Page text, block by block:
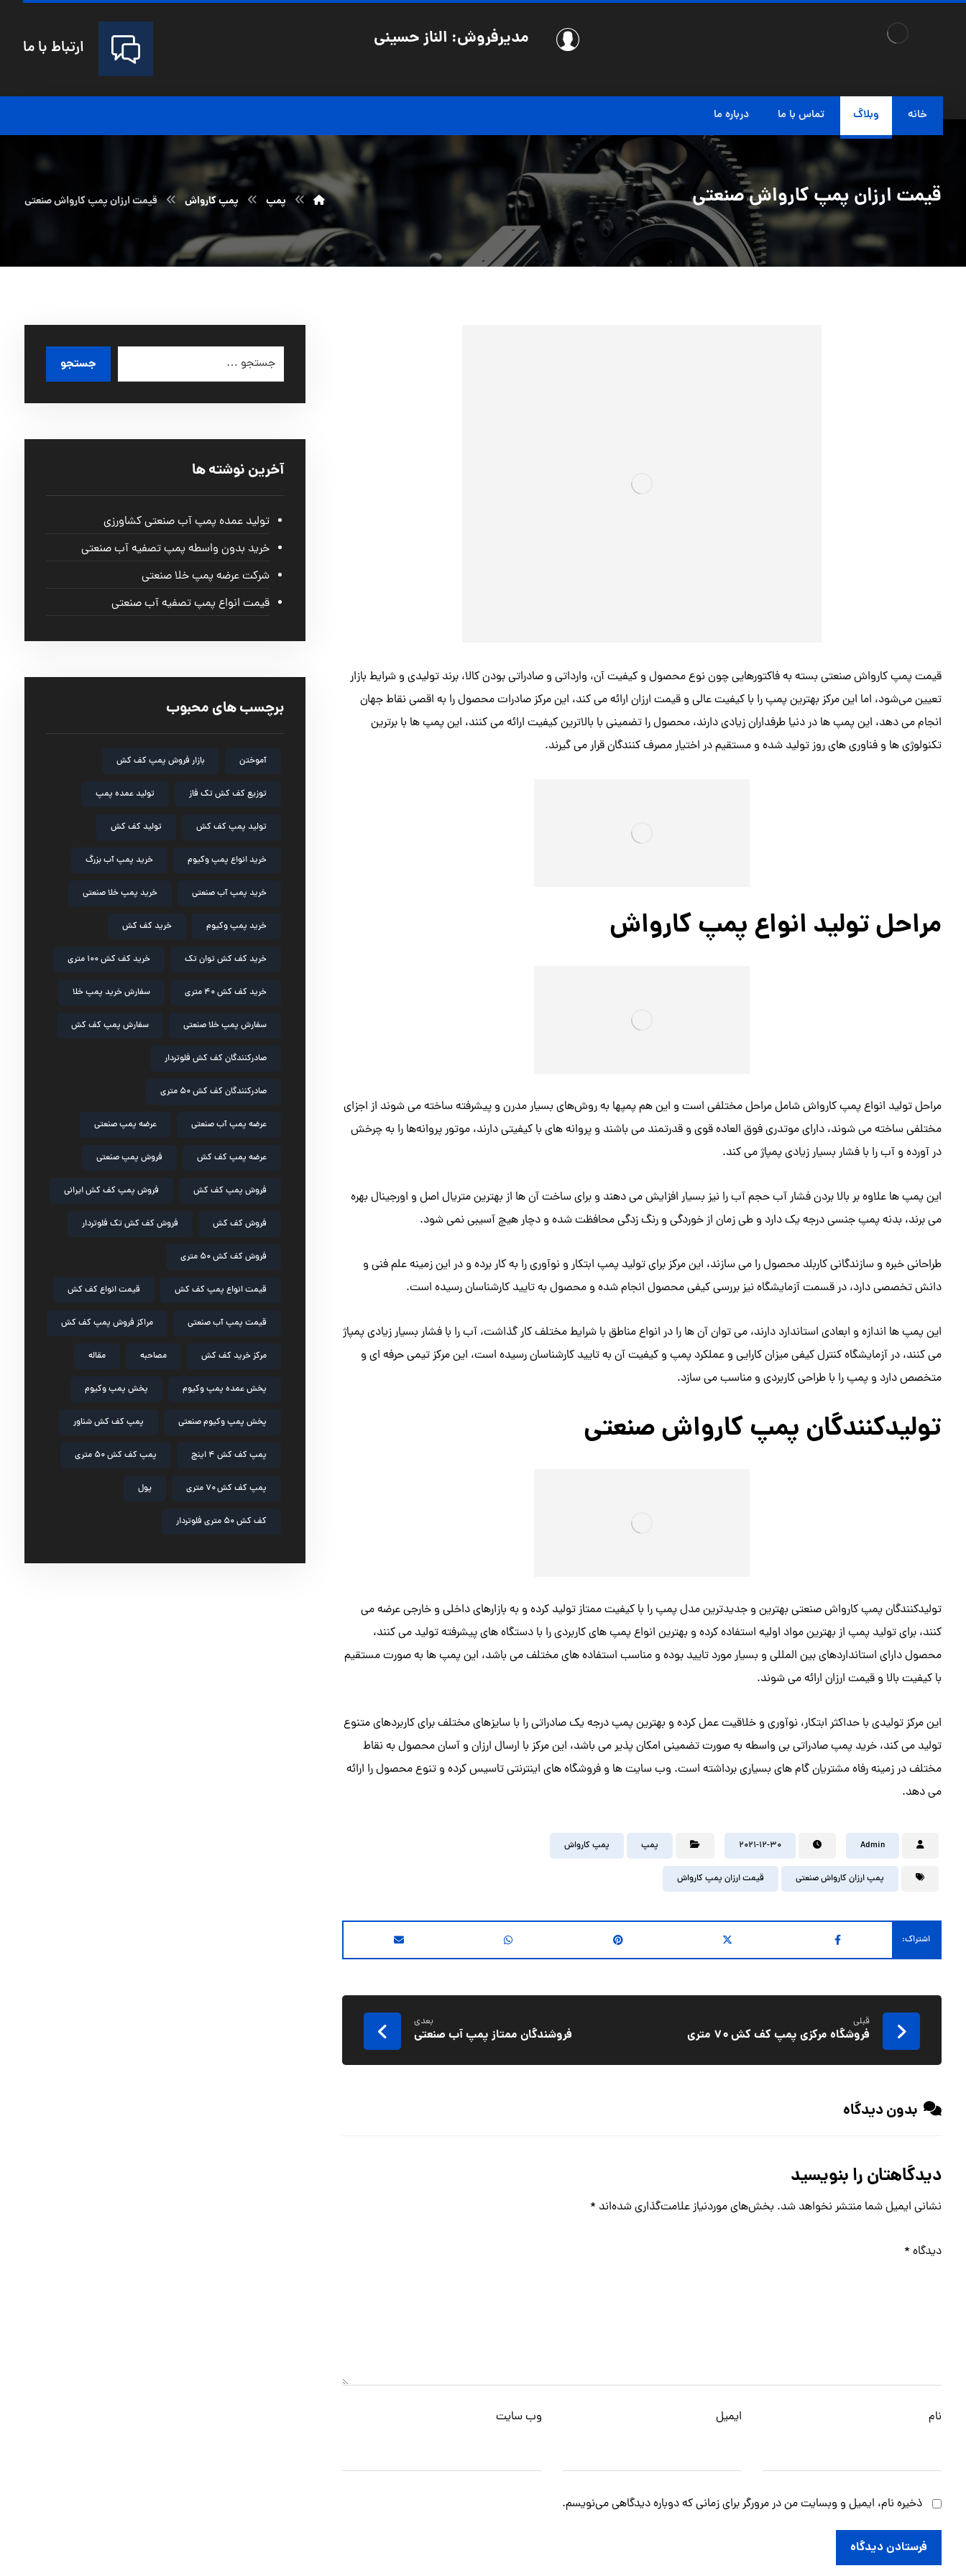
مدیرفروش: الناز حسینی ارتباط با ما
خانه وبلاگ تماس با ما درباره ما
قیمت ارزان پمپ کارواش صنعتی پمپ پمپ کارواش قیمت ارزان پمپ کارواش صنعتی
قیمت پمپ کارواش صنعتی بسته به فاکتورهایی چون نوع محصول و کیفیت آن، وارداتی و صادراتی بودن کالا، برند تولیدی و شرایط بازار
تعیین می‌شود، اما این مرکز بهترین پمپ را با کیفیت عالی و قیمت ارزان ارائه می کند، این مرکز صادرات محصول را به اقصی نقاط جهان
انجام می دهد، این پمپ ها در دنیا طرفداران زیادی دارند، محصول را تضمینی با بالاترین کیفیت ارائه می کنند، این پمپ ها با برترین
تکنولوژی ها و فناوری های روز تولید شده و مستقیم در اختیار مصرف کنندگان قرار می گیرند.
مراحل تولید انواع پمپ کارواش
مراحل تولید انواع پمپ کارواش شامل مراحل مختلفی است و این هم پمپها به روش‌های بسیار مدرن و پیشرفته ساخته می شوند از اجزای
مختلفی ساخته می شوند، دارای موتدری فوق العاده قوی و قدرتمند می باشند و پروانه های با کیفیتی دارند، موتور پروانه‌ها را به چرخش
در آورده و آب را با فشار بسیار زیادی پمپاژ می کند.
این پمپ ها علاوه بر بالا بردن فشار آب حجم آب را نیز بسیار افزایش می دهند و برای ساخت آن ها از بهترین متریال اصل و اورجینال بهره
می برند، بدنه پمپ جنسی درجه یک دارد و طی زمان از خوردگی و رنگ زدگی محافظت شده و دچار هیچ آسیبی نمی شود.
طراحانی خبره و سازندگانی کاربلد محصول را می سازند، این مرکز برای تولید پمپ ابتکار و نوآوری را به کار برده و در این زمینه علم فنی و
دانش تخصصی دارد، در قسمت آزمایشگاه نیز بررسی کیفی محصول انجام شده و محصول به تایید کارشناسان رسیده است.
این پمپ ها اندازه و ابعادی استاندارد دارند، می توان آن ها را در انواع مناطق با شرایط مختلف کار گذاشت، آب را با فشار بسیار زیادی پمپاژ
می کنند، در آزمایشگاه کنترل کیفی میزان کارایی و عملکرد پمپ و کیفیت آن به تایید کارشناسان رسیده است، این مرکز تیمی حرفه ای و
متخصص دارد و پمپ را با طراحی کاربردی و مناسب می سازد.
تولیدکنندگان پمپ کارواش صنعتی
تولیدکنندگان پمپ کارواش صنعتی بهترین و جدیدترین مدل پمپ را با کیفیت ممتاز تولید کرده و به بازارهای داخلی و خارجی عرضه می
کنند، برای تولید پمپ از بهترین مواد اولیه استفاده کرده و بهترین انواع پمپ های کاربردی را با دستگاه های پیشرفته تولید می کنند،
محصول دارای استانداردهای بین المللی و بسیار مورد تایید بوده و مناسب استفاده های مختلف می باشد، این پمپ ها به صورت مستقیم
با کیفیت بالا و قیمت ارزان ارائه می شوند.
این مرکز تولیدی با حداکثر ابتکار، نوآوری و خلاقیت عمل کرده و بهترین پمپ درجه یک صادراتی را با سایزهای مختلف برای کاربردهای متنوع
تولید می کند، خرید پمپ صادراتی بی واسطه به صورت تضمینی امکان پذیر می باشد، این مرکز با ارسال ارزان و آسان محصول به نقاط
مختلف در زمینه رفاه مشتریان گام‌ های بسیاری برداشته است. وب سایت ها و فروشگاه های اینترنتی تاسیس کرده و تنوع محصول را ارائه
می دهد.
Admin
2021-12-30 پمپ پمپ کارواش
پمپ ارزان کارواش صنعتی قیمت ارزان پمپ کارواش
قبلی
فروشگاه مرکزی پمپ کف کش ۷۰ متری
بعدی
فروشندگان ممتاز پمپ آب صنعتی
بدون دیدگاه
دیدگاهتان را بنویسید
نشانی ایمیل شما منتشر نخواهد شد. بخش‌های موردنیاز علامت‌گذاری شده‌اند *
دیدگاه *
نام ایمیل وب‌ سایت
ذخیره نام، ایمیل و وبسایت من در مرورگر برای زمانی که دوباره دیدگاهی می‌نویسم.
آخرین نوشته ها
تولید عمده پمپ آب صنعتی کشاورزی
خرید بدون واسطه پمپ تصفیه آب صنعتی
شرکت عرضه پمپ خلا صنعتی
قیمت انواع پمپ تصفیه آب صنعتی
برچسب های محبوب
آموختن بازار فروش پمپ کف کش
توزیع کف کش تک فاز تولید عمده پمپ
تولید پمپ کف کش تولید کف کش
خرید انواع پمپ وکیوم خرید پمپ آب بزرگ
خرید پمپ آب صنعتی خرید پمپ خلا صنعتی
خرید پمپ وکیوم خرید کف کش
خرید کف کش توان تک خرید کف کش ۱۰۰ متری
خرید کف کش ۴۰ متری سفارش خرید پمپ خلا
سفارش پمپ خلا صنعتی سفارش پمپ کف کش
صادرکنندگان کف کش فلوتردار
صادرکنندگان کف کش ۵۰ متری
عرضه پمپ آب صنعتی عرضه پمپ صنعتی
عرضه پمپ کف کش فروش پمپ صنعتی
فروش پمپ کف کش فروش پمپ کف کش ایرانی
فروش کف کش فروش کف کش تک فلوتردار
فروش کف کش ۵۰ متری
قیمت انواع پمپ کف کش قیمت انواع کف کش
قیمت پمپ آب صنعتی مراکز فروش پمپ کف کش
مرکز خرید کف کش مصاحبه مقاله
پخش عمده پمپ وکیوم پخش پمپ وکیوم
پخش پمپ وکیوم صنعتی پمپ کف کش شناور
پمپ کف کش ۴ اینچ پمپ کف کش ۵۰ متری
پمپ کف کش ۷۰ متری پول
کف کش ۵۰ متری فلوتردار